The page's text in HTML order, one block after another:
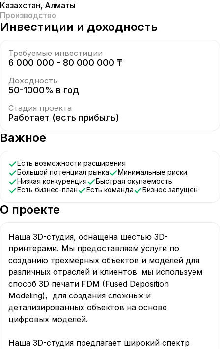
Казахстан, Алматы
Производство
Инвестиции и доходность
Требуемые инвестиции
6 000 000 - 80 000 000 ₸
Доходность
50-1000% в год
Стадия проекта
Работает (есть прибыль)
Важное
Есть возможности расширения
Большой потенциал рынка
Минимальные риски
Низкая конкуренция
Быстрая окупаемость
Есть бизнес-план
Есть команда Бизнес запущен
О проекте
Наша 3D-студия, оснащена шестью 3D-
принтерами. Мы предоставляем услуги по
созданию трехмерных объектов и моделей для
различных отраслей и клиентов. мы используем
способ 3D печати FDM (Fused Deposition
Modeling),  для создания сложных и
детализированных объектов на основе
цифровых моделей.
Наша 3D-студия предлагает широкий спектр